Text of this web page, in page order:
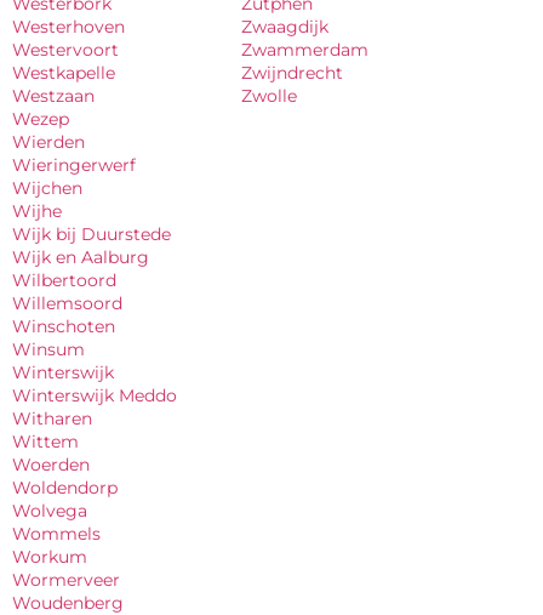
Westerhoven
Westervoort
Westkapelle
Westzaan
Wezep
Wierden
Wieringerwerf
Wijchen
Wijhe
Wijk bij Duurstede
Wijk en Aalburg
Wilbertoord
Willemsoord
Winschoten
Winsum
Winterswijk
Winterswijk Meddo
Witharen
Wittem
Woerden
Woldendorp
Wolvega
Wommels
Workum
Wormerveer
Woudenberg
Zwaagdijk
Zwammerdam
Zwijndrecht
Zwolle